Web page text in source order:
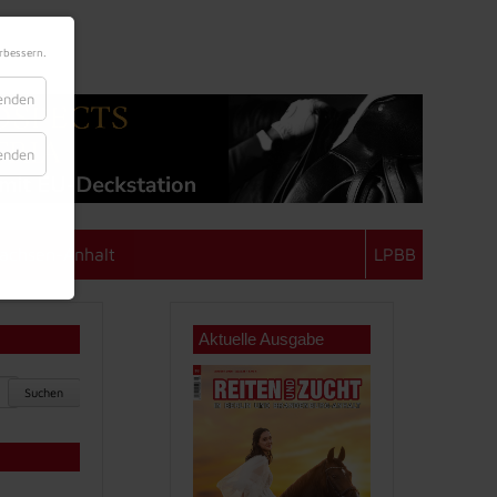
Anhalt LPBB
Suchen
Aktuelle Ausgabe